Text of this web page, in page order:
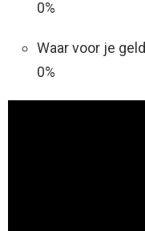
0%
Waar voor je geld
0%